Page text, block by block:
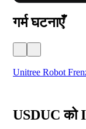
गर्म घटनाएँ
Unitree Robot
USDUC को